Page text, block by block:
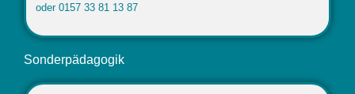
oder 0157 33 81 13 87
Sonderpädagogik